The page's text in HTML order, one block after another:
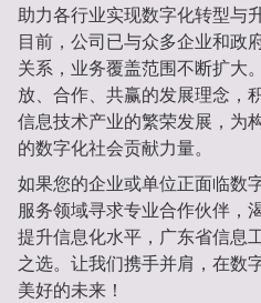
助力各行业实现数字化转型与升
目前，公司已与众多企业和政
关系，业务覆盖范围不断扩大
放、合作、共赢的发展理念，
信息技术产业的繁荣发展，为
的数字化社会贡献力量。
如果您的企业或单位正面临数
服务领域寻求专业合作伙伴，
提升信息化水平，广东省信息
之选。让我们携手并肩，在数
美好的未来！